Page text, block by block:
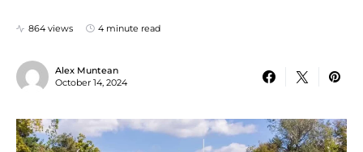
864 views 4 minute read
Alex Muntean
October 14, 2024